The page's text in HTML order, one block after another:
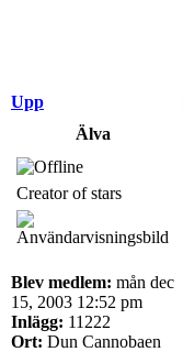
Upp
Älva
Creator of stars
Blev medlem: mån dec
15, 2003 12:52 pm
Inlägg: 11222
Ort: Dun Cannobaen